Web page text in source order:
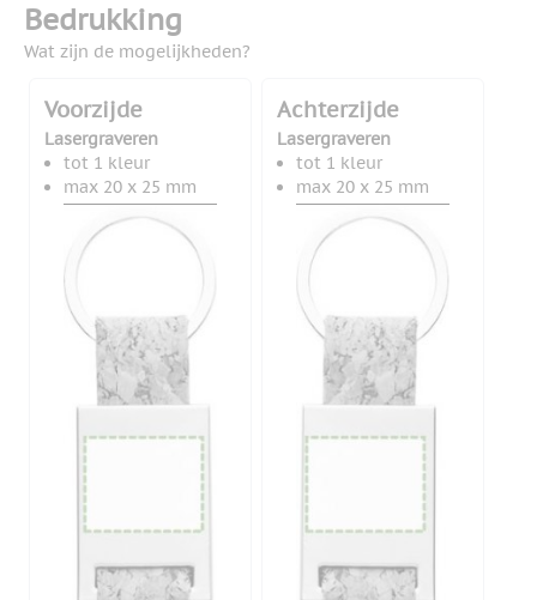
Bedrukking
Wat zijn de mogelijkheden?
Voorzijde
Lasergraveren
tot 1 kleur
max 20 x 25 mm
Achterzijde
Lasergraveren
tot 1 kleur
max 20 x 25 mm